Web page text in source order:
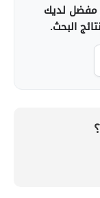
مفضل لديك
البحث.